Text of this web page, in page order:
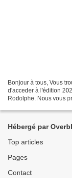
Bonjour à tous, Vous
d'acceder à l'édition
Rodolphe. Nous vous
Hébergé par
Top articles
Pages
Contact